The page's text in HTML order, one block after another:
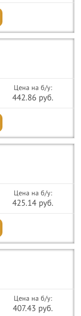
Цена на б/у:
442.86 руб.
Цена на б/у:
425.14 руб.
Цена на б/у:
407.43 руб.